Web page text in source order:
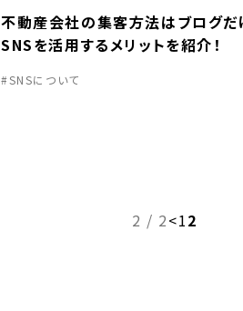
不動産会社の集客方法はブログだ
SNSを活用するメリットを紹介！
#SNSについて
2 / 2<12